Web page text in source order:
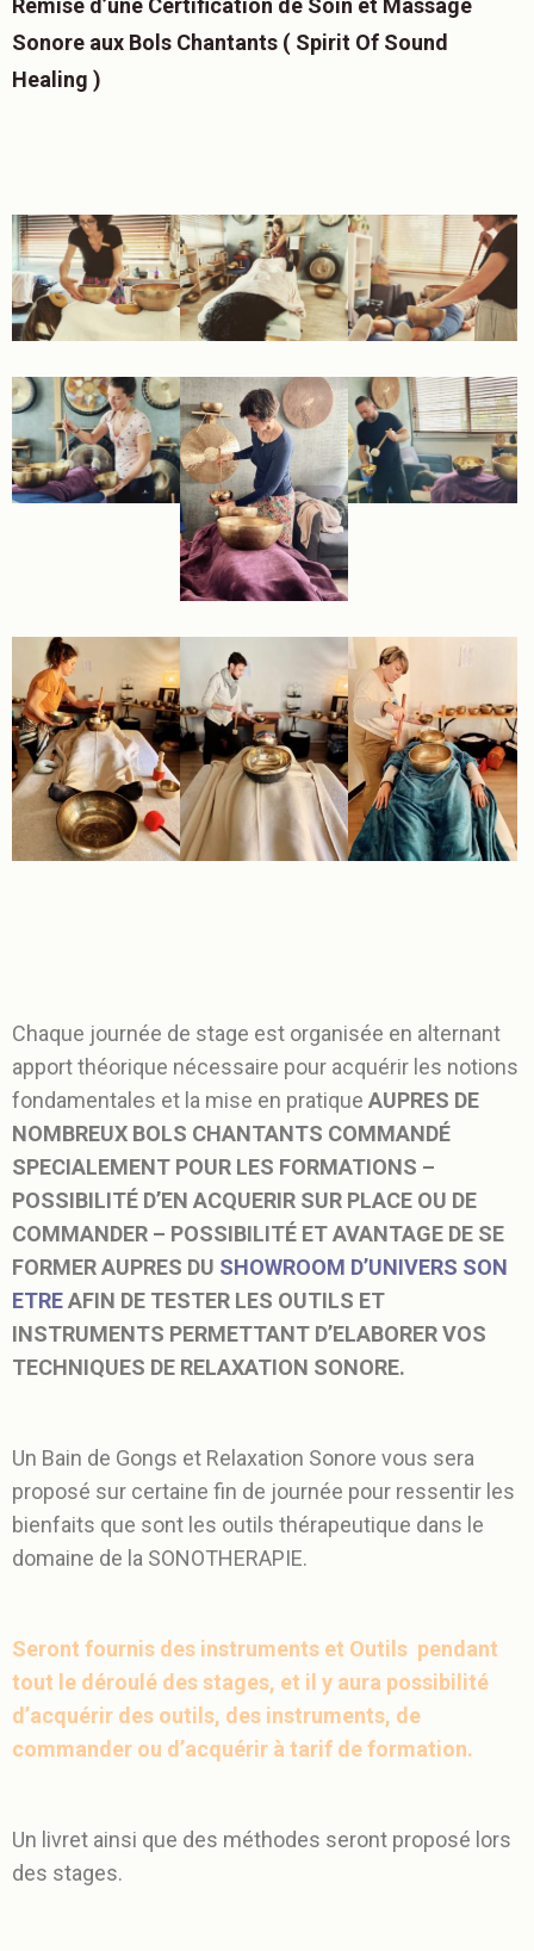
Remise d’une Certification de Soin et Massage
Sonore aux Bols Chantants ( Spirit Of Sound
Healing )
Chaque journée de stage est organisée en alternant
apport théorique nécessaire pour acquérir les notions
fondamentales et la mise en pratique AUPRES DE
NOMBREUX BOLS CHANTANTS COMMANDÉ
SPECIALEMENT POUR LES FORMATIONS –
POSSIBILITÉ D’EN ACQUERIR SUR PLACE OU DE
COMMANDER – POSSIBILITÉ ET AVANTAGE DE SE
FORMER AUPRES DU SHOWROOM D’UNIVERS SON
ETREAFIN DE TESTER LES OUTILS ET
INSTRUMENTS PERMETTANT D’ELABORER VOS
TECHNIQUES DE RELAXATION SONORE.
Un Bain de Gongs et Relaxation Sonore vous sera
proposé sur certaine fin de journée pour ressentir les
bienfaits que sont les outils thérapeutique dans le
domaine de la SONOTHERAPIE.
Seront fournis des instruments et Outils pendant
tout le déroulé des stages, et il y aura possibilité
d’acquérir des outils, des instruments, de
commander ou d’acquérir à tarif de formation.
Un livret ainsi que des méthodes seront proposé lors
des stages.